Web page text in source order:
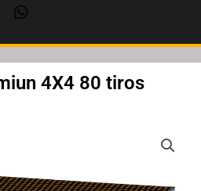
4X4 80 tiros